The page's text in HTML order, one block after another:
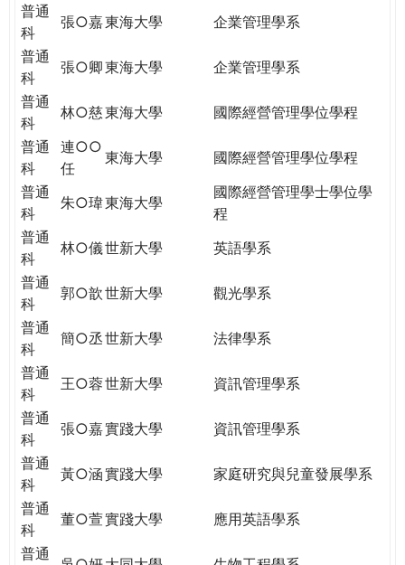
普通
科
張○嘉東海大學
企業管理學系
普通
科
張○卿東海大學
企業管理學系
普通
科
林○慈東海大學
國際經營管理學位學程
普通
科
連○○
任
東海大學
國際經營管理學位學程
普通
科
朱○瑋東海大學
國際經營管理學士學位學
程
普通
科
林○儀世新大學
英語學系
普通
科
郭○歆世新大學
觀光學系
普通
科
簡○丞世新大學
法律學系
普通
科
王○蓉世新大學
資訊管理學系
普通
科
張○嘉實踐大學
資訊管理學系
普通
科
黃○涵實踐大學
家庭研究與兒童發展學系
普通
科
董○萱實踐大學
應用英語學系
普通